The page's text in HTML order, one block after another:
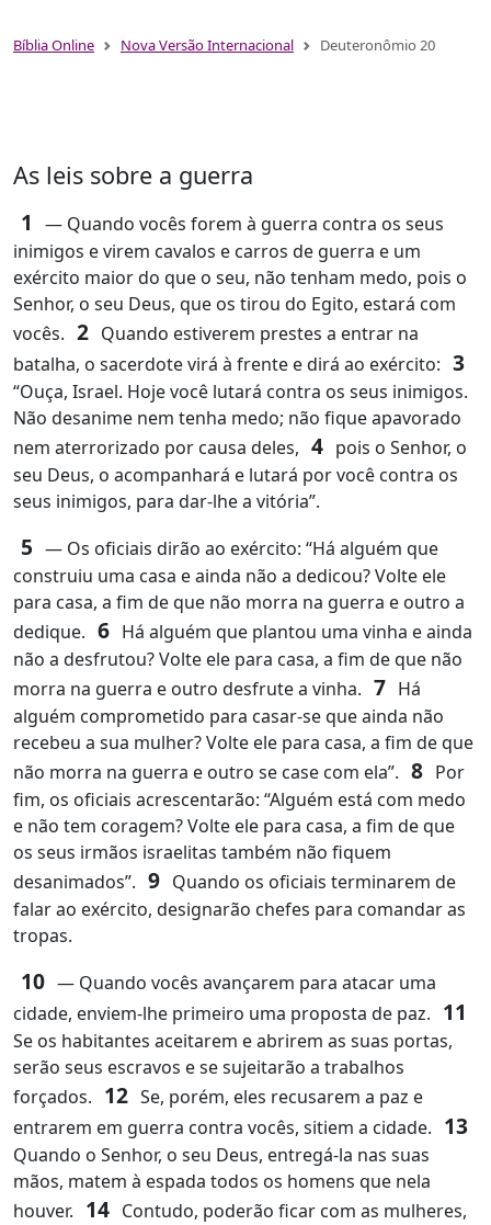
Bíblia Online Nova Versão Internacional Deuteronômio 20
As leis sobre a guerra
1
― Quando vocês forem à guerra contra os seus
inimigos e virem cavalos e carros de guerra e um
exército maior do que o seu, não tenham medo, pois o
Senhor, o seu Deus, que os tirou do Egito, estará com
vocês. 2 Quando estiverem prestes a entrar na
batalha, o sacerdote virá à frente e dirá ao exército: 3
“Ouça, Israel. Hoje você lutará contra os seus inimigos.
Não desanime nem tenha medo; não fique apavorado
nem aterrorizado por causa deles, 4 pois o Senhor, o
seu Deus, o acompanhará e lutará por você contra os
seus inimigos, para dar‑lhe a vitória”.
5 ― Os oficiais dirão ao exército: “Há alguém que
construiu uma casa e ainda não a dedicou? Volte ele
para casa, a fim de que não morra na guerra e outro a
dedique. 6 Há alguém que plantou uma vinha e ainda
não a desfrutou? Volte ele para casa, a fim de que não
morra na guerra e outro desfrute a vinha. 7 Há
alguém comprometido para casar‑se que ainda não
recebeu a sua mulher? Volte ele para casa, a fim de que
não morra na guerra e outro se case com ela”. 8 Por
fim, os oficiais acrescentarão: “Alguém está com medo
e não tem coragem? Volte ele para casa, a fim de que
os seus irmãos israelitas também não fiquem
desanimados”. 9 Quando os oficiais terminarem de
falar ao exército, designarão chefes para comandar as
tropas.
10 ― Quando vocês avançarem para atacar uma
cidade, enviem‑lhe primeiro uma proposta de paz. 11
Se os habitantes aceitarem e abrirem as suas portas,
serão seus escravos e se sujeitarão a trabalhos
forçados. 12 Se, porém, eles recusarem a paz e
entrarem em guerra contra vocês, sitiem a cidade. 13
Quando o Senhor, o seu Deus, entregá‑la nas suas
mãos, matem à espada todos os homens que nela
houver. 14 Contudo, poderão ficar com as mulheres,